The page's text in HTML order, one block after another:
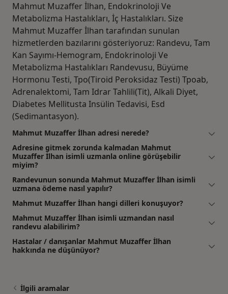
Mahmut Muzaffer İlhan, Endokrinoloji Ve
Metabolizma Hastalıkları, İç Hastalıkları. Size
Mahmut Muzaffer İlhan tarafından sunulan
hizmetlerden bazılarını gösteriyoruz: Randevu, Tam
Kan Sayımı-Hemogram, Endokrinoloji Ve
Metabolizma Hastalıkları Randevusu, Büyüme
Hormonu Testi, Tpo(Tiroid Peroksidaz Testi) Tpoab,
Adrenalektomi, Tam Idrar Tahlili(Tit), Alkali Diyet,
Diabetes Mellitusta Insülin Tedavisi, Esd
(Sedimantasyon).
Mahmut Muzaffer İlhan adresi nerede?
Adresine gitmek zorunda kalmadan Mahmut
Muzaffer İlhan isimli uzmanla online görüşebilir
miyim?
Randevunun sonunda Mahmut Muzaffer İlhan isimli
uzmana ödeme nasıl yapılır?
Mahmut Muzaffer İlhan hangi dilleri konuşuyor?
Mahmut Muzaffer İlhan isimli uzmandan nasıl
randevu alabilirim?
Hastalar / danışanlar Mahmut Muzaffer İlhan
hakkında ne düşünüyor?
İlgili aramalar